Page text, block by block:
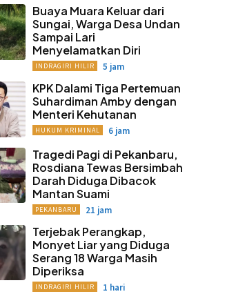
Buaya Muara Keluar dari
Sungai, Warga Desa Undan
Sampai Lari
Menyelamatkan Diri
INDRAGIRI HILIR 5 jam
KPK Dalami Tiga Pertemuan
Suhardiman Amby dengan
Menteri Kehutanan
HUKUM KRIMINAL 6 jam
Tragedi Pagi di Pekanbaru,
Rosdiana Tewas Bersimbah
Darah Diduga Dibacok
Mantan Suami
PEKANBARU 21 jam
Terjebak Perangkap,
Monyet Liar yang Diduga
Serang 18 Warga Masih
Diperiksa
INDRAGIRI HILIR 1 hari